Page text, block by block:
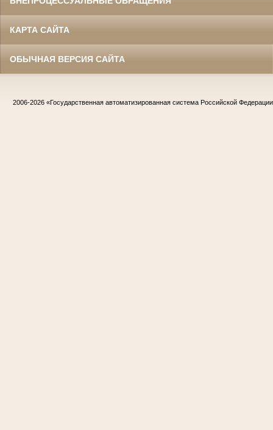
КАРТА САЙТА
ОБЫЧНАЯ ВЕРСИЯ САЙТА
2006-2026 «Государственная автоматизированная система Российской